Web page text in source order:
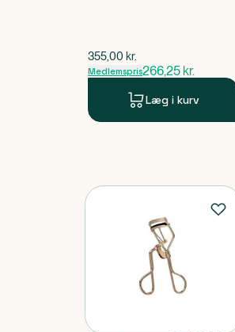
$gammel pris
355,00 kr.
Medlemspris266,25 kr.
Læg i kurv